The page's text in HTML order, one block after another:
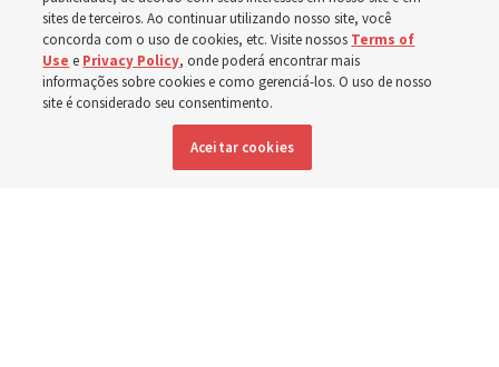
Os vídeos incluem instruções de Élder Bednar, Élder
Kearon e de outros líderes da Igreja
sites de terceiros. Ao continuar utilizando nosso site, você
concorda com o uso de cookies, etc. Visite nossos Terms of
Use e Privacy Policy, onde poderá encontrar mais
informações sobre cookies e como gerenciá-los. O uso de nosso
site é considerado seu consentimento.
Aceitar cookies